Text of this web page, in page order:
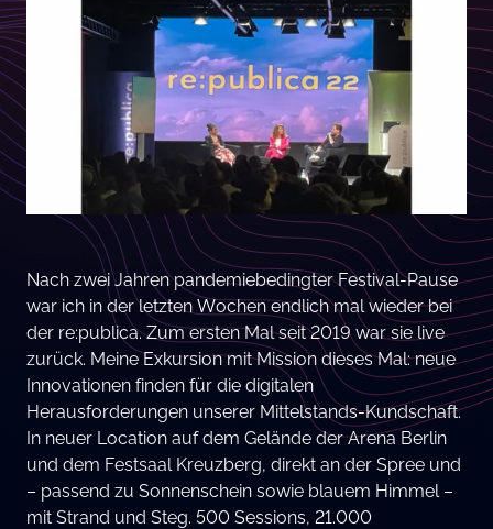
Nach zwei Jahren pandemiebedingter Festival-Pause
war ich in der letzten Wochen endlich mal wieder bei
der re:publica. Zum ersten Mal seit 2019 war sie live
zurück. Meine Exkursion mit Mission dieses Mal: neue
Innovationen finden für die digitalen
Herausforderungen unserer Mittelstands-Kundschaft.
In neuer Location auf dem Gelände der Arena Berlin
und dem Festsaal Kreuzberg, direkt an der Spree und
– passend zu Sonnenschein sowie blauem Himmel –
mit Strand und Steg. 500 Sessions, 21.000